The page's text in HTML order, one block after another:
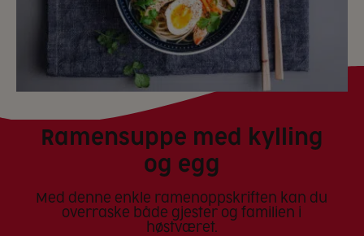
Ramensuppe med kylling
og egg
Med denne enkle ramenoppskriften kan du
overraske både gjester og familien i
høstværet.